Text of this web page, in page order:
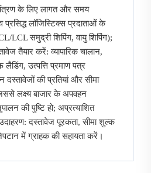
के लिए लागत और समय
प्रसिद्ध लॉजिस्टिक्स प्रदाताओं के
LCL समुद्री शिपिंग, वायु शिपिंग);
तैयार करें: व्यापारिक चालान,
उत्पत्ति प्रमाण पत्र
की प्रतियां और सीमा
लक्ष्य बाजार के अपवहन
की पुष्टि हो; अप्रत्याशित
दस्तावेज पूरकता, सीमा शुल्क
में ग्राहक की सहायता करें।